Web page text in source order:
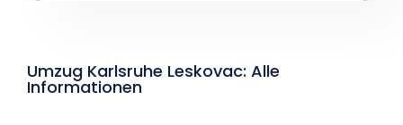
Umzug Karlsruhe Leskovac: Alle
Informationen